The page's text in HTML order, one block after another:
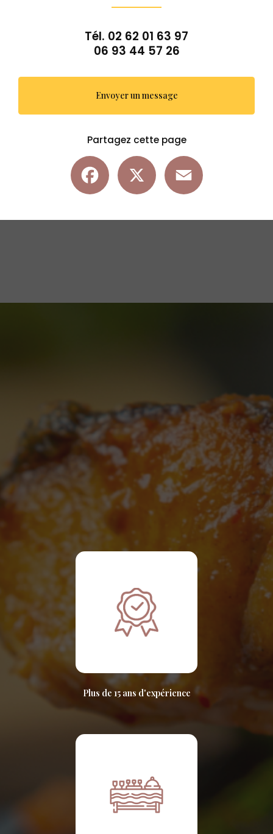
Tél. 02 62 01 63 97
06 93 44 57 26
Envoyer un message
Partagez cette page
Facebook
Plus de 15 ans d'expérience